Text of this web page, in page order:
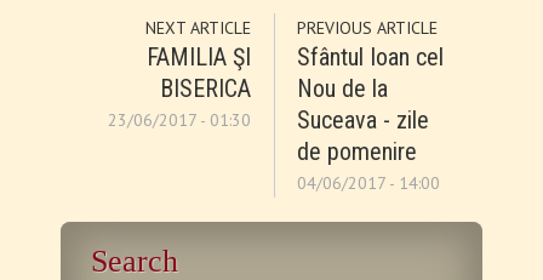
NEXT ARTICLE
FAMILIA ŞI
BISERICA
23/06/2017 - 01:30
PREVIOUS ARTICLE
Sfântul Ioan cel
Nou de la
Suceava - zile
de pomenire
04/06/2017 - 14:00
Search